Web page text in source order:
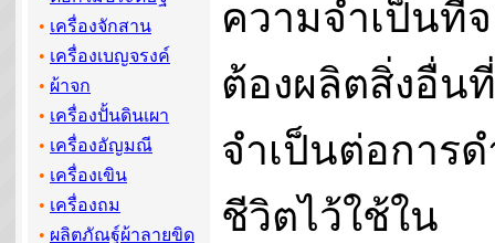
• เครื่องจักสาน
• เครื่องเบญจรงค์
• ผ้าจก
• เครื่องปั้นดินเผา
• เครื่องอัญมณี
• เครื่องเขิน
• เครื่องถม
• ผลิตภัณฐ์ผ้าลายขิด
ความจำเป็นที่
ต้องผลิตสิ่งอื่นที่
จำเป็นต่อการด
ชีวิตไว้ใช้ใน